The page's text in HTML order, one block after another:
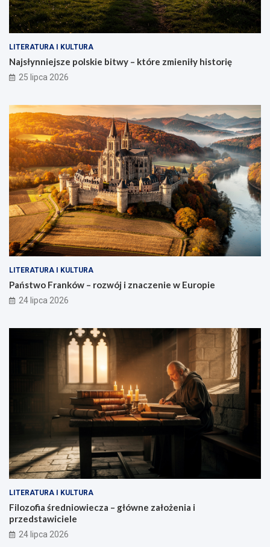
LITERATURA I KULTURA
Najsłynniejsze polskie bitwy – które zmieniły historię
25 lipca 2026
LITERATURA I KULTURA
Państwo Franków – rozwój i znaczenie w Europie
24 lipca 2026
LITERATURA I KULTURA
Filozofia średniowiecza – główne założenia i
przedstawiciele
24 lipca 2026